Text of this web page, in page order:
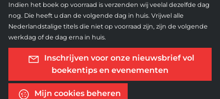
Indien het boek op voorraad is verzenden wij veelal dezelfde dag
nog. Die heeft u dan de volgende dag in huis. Vrijwel alle
Nederlandstalige titels die niet op voorraad zijn, zijn de volgende
werkdag of de dag erna in huis.
Inschrijven voor onze nieuwsbrief vol
boekentips en evenementen
Mijn cookies beheren